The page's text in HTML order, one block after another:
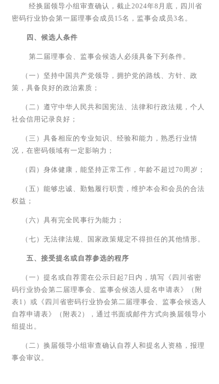
经换届领导小组审查确认，截止2024年8月底，四川省
密码行业协会第一届理事会成员15名，监事会成员3名。
四、候选人条件
第二届理事会、监事会候选人必须具备下列条件。
（一）坚持中国共产党领导，拥护党的路线、方针、政
策，具备良好的政治素质；
（二）遵守中华人民共和国宪法、法律和行政法规，个人
社会信用记录良好；
（三）具备相应的专业知识、经验和能力，熟悉行业情
况，在密码领域有一定影响力；
（四）身体健康，能坚持正常工作，年龄不超过70周岁；
（五）能够忠诚、勤勉履行职责，维护本会和会员的合法
权益；
（六）具有完全民事行为能力；
（七）无法律法规、国家政策规定不得担任的其他情形。
五、接受提名或自荐参选的程序
（一）提名或自荐需在公示日起7日内，填写《四川省密
码行业协会第二届理事会、监事会候选人提名申请表》（附
表1）或《四川省密码行业协会第二届理事会、监事会候选人
自荐申请表》（附表2），通过书面或邮件方式向换届领导小
组提出。
（二）换届领导小组审查确认自荐人和提名人资格，报理
事会审议。